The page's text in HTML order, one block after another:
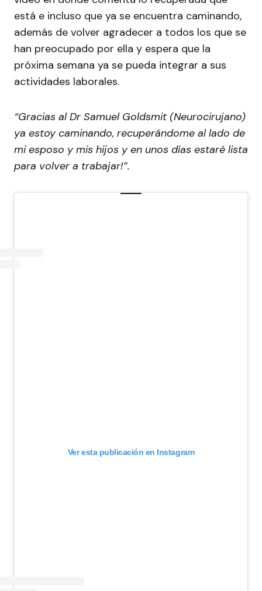
está e incluso que ya se encuentra caminando,
además de volver agradecer a todos los que se
han preocupado por ella y espera que la
próxima semana ya se pueda integrar a sus
actividades laborales.
“Gracias al Dr Samuel Goldsmit (Neurocirujano)
ya estoy caminando, recuperándome al lado de
mi esposo y mis hijos y en unos días estaré lista
para volver a trabajar!”.
Ver esta publicación en Instagram